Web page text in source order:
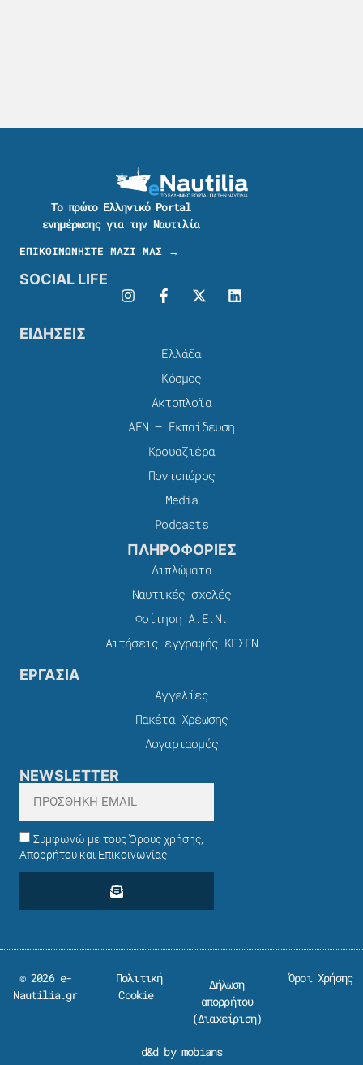
Το πρώτο Ελληνικό Portal
ενημέρωσης για την Ναυτιλία
ΕΠΙΚΟΙΝΩΝΗΣΤΕ ΜΑΖΙ ΜΑΣ →
SOCIAL LIFE
ΕΙΔΗΣΕΙΣ
Ελλάδα
Κόσμος
Ακτοπλοϊα
ΑΕΝ – Εκπαίδευση
Κρουαζιέρα
Ποντοπόρος
Media
Podcasts
ΠΛΗΡΟΦΟΡΙΕΣ
Διπλώματα
Ναυτικές σχολές
Φοίτηση Α.Ε.Ν.
Αιτήσεις εγγραφής ΚΕΣΕΝ
ΕΡΓΑΣΙΑ
Αγγελίες
Πακέτα Χρέωσης​
Λογαριασμός
NEWSLETTER
Συμφωνώ με τους Όρους χρήσης,
Απορρήτου και Επικοινωνίας
© 2026 e-
Nautilia.gr
Πολιτική
Cookie
Δήλωση
απορρήτου
(Διαχείριση)
Όροι Χρήσης
d&d by mobians